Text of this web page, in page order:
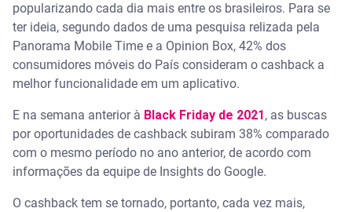
popularizando cada dia mais entre os brasileiros. Para se
ter ideia, segundo dados de uma pesquisa relizada pela
Panorama Mobile Time e a Opinion Box, 42% dos
consumidores móveis do País consideram o cashback a
melhor funcionalidade em um aplicativo.
E na semana anterior à Black Friday de 2021 , as buscas
por oportunidades de cashback subiram 38% comparado
com o mesmo período no ano anterior, de acordo com
informações da equipe de Insights do Google.
O cashback tem se tornado, portanto, cada vez mais,